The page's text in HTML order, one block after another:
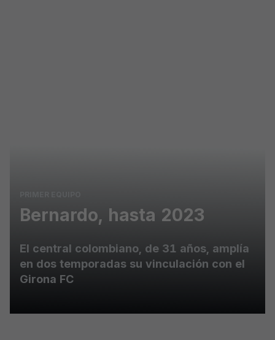
Bernardo, hasta 2023
El central colombiano, de 31 años, amplía
en dos temporadas su vinculación con el
Girona FC